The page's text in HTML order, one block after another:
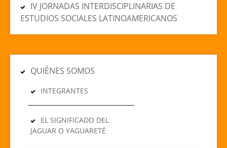
IV JORNADAS INTERDISCIPLINARIAS DE
ESTUDIOS SOCIALES LATINOAMERICANOS
QUIÉNES SOMOS
INTEGRANTES
EL SIGNIFICADO DEL
JAGUAR O YAGUARETÉ